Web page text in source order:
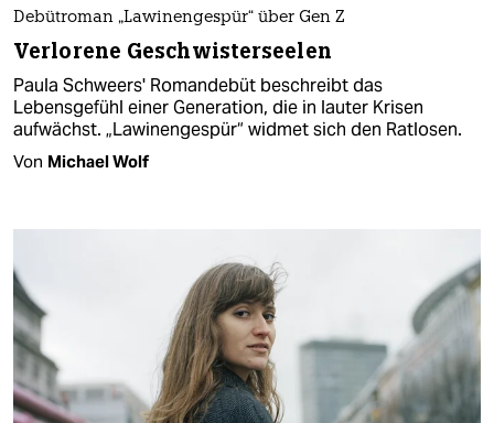
Debütroman „Lawinengespür“ über Gen Z
Verlorene Geschwisterseelen
Paula Schweers' Romandebüt beschreibt das
Lebensgefühl einer Generation, die in lauter Krisen
aufwächst. „Lawinengespür“ widmet sich den Ratlosen.
Von Michael Wolf